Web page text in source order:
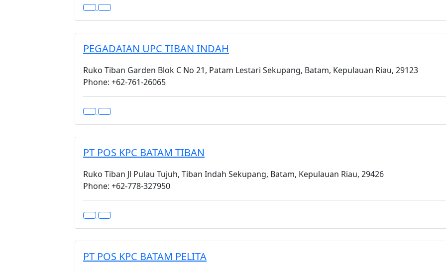
PEGADAIAN UPC TIBAN INDAH
Ruko Tiban Garden Blok C No 21, Patam Lestari Sekupang, Batam, Kepulauan Riau, 29123
Phone: +62-761-26065
PT POS KPC BATAM TIBAN
Ruko Tiban Jl Pulau Tujuh, Tiban Indah Sekupang, Batam, Kepulauan Riau, 29426
Phone: +62-778-327950
PT POS KPC BATAM PELITA